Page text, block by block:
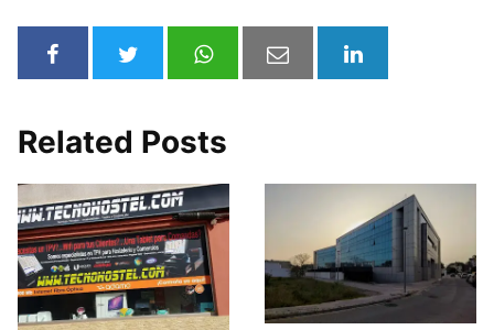
Related Posts